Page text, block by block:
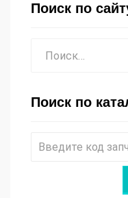
Поиск по
Поиск по